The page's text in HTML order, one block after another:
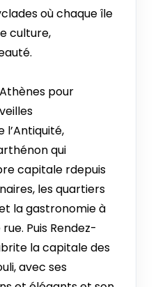
11 SEP 2026
€1.175
€1.175
SEP 2026
€1.156
14 SEP 2026
€1.138
15 SEP 2026
€1.138
16 SEP 2026
€1.138
où chaque île
culture,
pour
qui
capitale rdepuis
les quartiers
la gastronomie à
Puis Rendez-
la capitale des
avec ses